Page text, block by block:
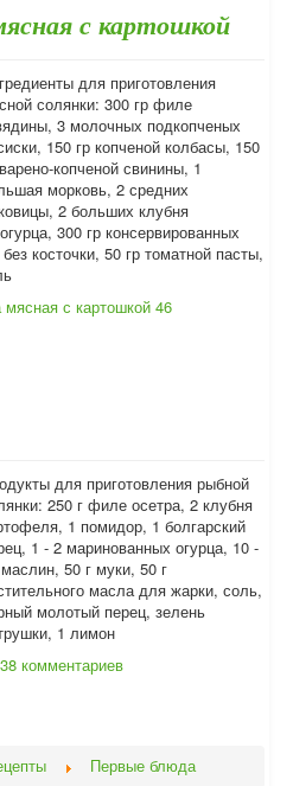
с картошкой
для приготовления
солянки: 300 гр филе
3 молочных подкопченых
150 гр копченой колбасы, 150
копченой свинины, 1
морковь, 2 средних
2 больших клубня
300 гр консервированных
косточки, 50 гр томатной пасты,
с картошкой 46
для приготовления рыбной
250 г филе осетра, 2 клубня
1 помидор, 1 болгарский
1 - 2 маринованных огурца, 10 -
50 г муки, 50 г
масла для жарки, соль,
молотый перец, зелень
1 лимон
38 комментариев
Первые блюда